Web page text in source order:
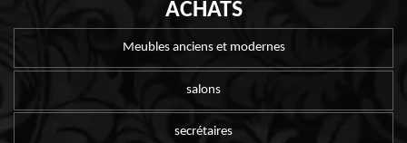
ACHATS
Meubles anciens et modernes
salons
secrétaires